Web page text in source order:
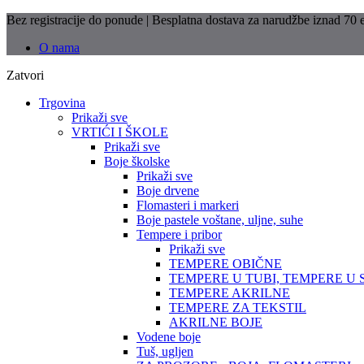
Bez registracije do ponude | Besplatna dostava za narudžbe iznad
O nama
Zatvori
Trgovina
Prikaži sve
VRTIĆI I ŠKOLE
Prikaži sve
Boje školske
Prikaži sve
Boje drvene
Flomasteri i markeri
Boje pastele voštane, uljne, suhe
Tempere i pribor
Prikaži sve
TEMPERE OBIČNE
TEMPERE U TUBI, TEMPERE U
TEMPERE AKRILNE
TEMPERE ZA TEKSTIL
AKRILNE BOJE
Vodene boje
Tuš, ugljen